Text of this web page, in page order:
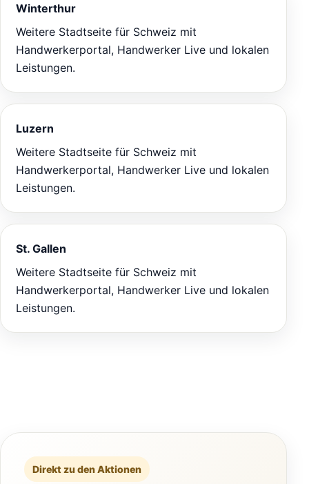
Winterthur
Weitere Stadtseite für Schweiz mit
Handwerkerportal, Handwerker Live und lokalen
Leistungen.
Luzern
Weitere Stadtseite für Schweiz mit
Handwerkerportal, Handwerker Live und lokalen
Leistungen.
St. Gallen
Weitere Stadtseite für Schweiz mit
Handwerkerportal, Handwerker Live und lokalen
Leistungen.
Direkt zu den Aktionen